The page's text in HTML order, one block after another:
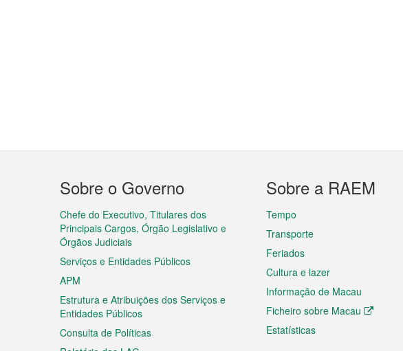
Menu
do
rodapé
Sobre o Governo
Chefe do Executivo, Titulares dos
Principais Cargos, Órgão Legislativo e
Órgãos Judiciais
Serviços e Entidades Públicos
APM
Estrutura e Atribuições dos Serviços e
Entidades Públicos
Consulta de Políticas
Sobre a RAEM
Tempo
Transporte
Feriados
Cultura e lazer
Informação de Macau
Ficheiro sobre Macau
Estatísticas